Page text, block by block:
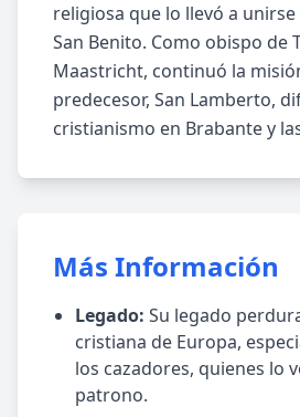
religiosa que lo llevó a
San Benito. Como obispo de
Maastricht, continuó la
predecesor, San Lamberto,
cristianismo en Brabante y
Más Información
Legado: Su legado
cristiana de Europa,
los cazadores, quienes lo
patrono.